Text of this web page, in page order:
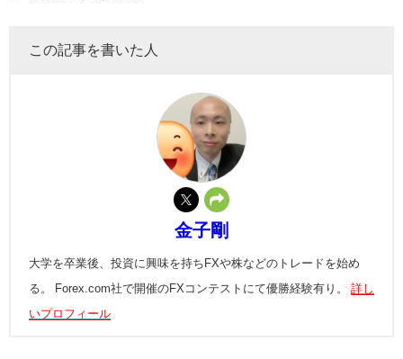
この記事を書いた人
金子剛
大学を卒業後、投資に興味を持ちFXや株などのトレードを始め
る。 Forex.com社で開催のFXコンテストにて優勝経験有り。 詳し
いプロフィール